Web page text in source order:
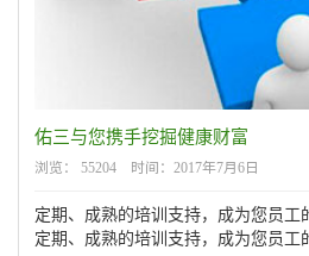
佑三与您携手挖掘健康财富
浏览： 55204 时间：2017年7月6日
定期、成熟的培训支持，成为您员工
定期、成熟的培训支持，成为您员工